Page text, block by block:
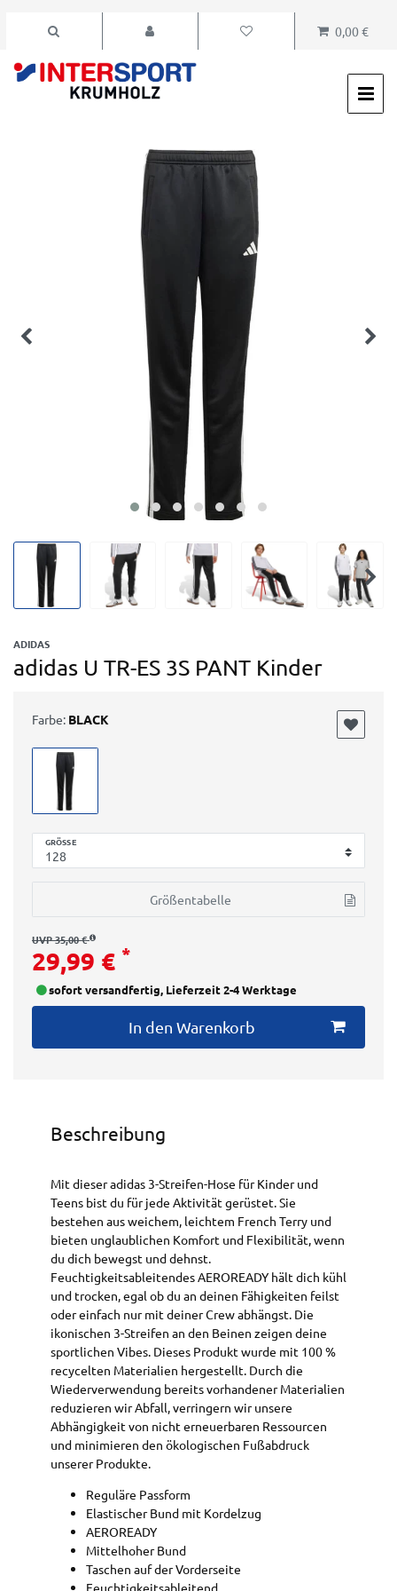
0,00 €
ADIDAS
adidas U TR-ES 3S PANT Kinder
GRÖSSE
Größentabelle
Farbe: BLACK
UVP 35,00 €
29,99 € *
sofort versandfertig, Lieferzeit 2-4 Werktage
In den Warenkorb
Beschreibung
Mit dieser adidas 3-Streifen-Hose für Kinder und
Teens bist du für jede Aktivität gerüstet. Sie
bestehen aus weichem, leichtem French Terry und
bieten unglaublichen Komfort und Flexibilität, wenn
du dich bewegst und dehnst.
Feuchtigkeitsableitendes AEROREADY hält dich kühl
und trocken, egal ob du an deinen Fähigkeiten feilst
oder einfach nur mit deiner Crew abhängst. Die
ikonischen 3-Streifen an den Beinen zeigen deine
sportlichen Vibes. Dieses Produkt wurde mit 100 %
recycelten Materialien hergestellt. Durch die
Wiederverwendung bereits vorhandener Materialien
reduzieren wir Abfall, verringern wir unsere
Abhängigkeit von nicht erneuerbaren Ressourcen
und minimieren den ökologischen Fußabdruck
unserer Produkte.
Reguläre Passform
Elastischer Bund mit Kordelzug
AEROREADY
Mittelhoher Bund
Taschen auf der Vorderseite
Feuchtigkeitsableitend